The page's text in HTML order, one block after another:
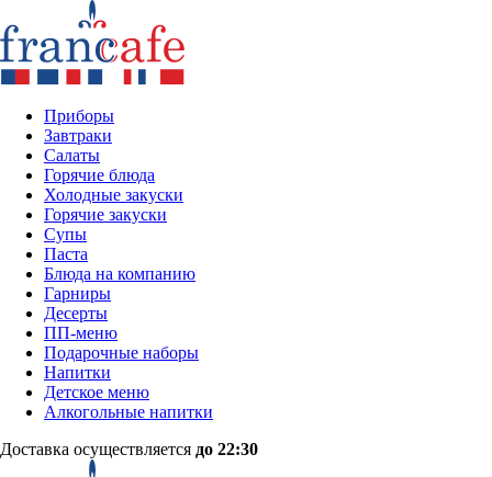
Приборы
Завтраки
Салаты
Горячие блюда
Холодные закуски
Горячие закуски
Супы
Паста
Блюда на компанию
Гарниры
Десерты
ПП-меню
Подарочные наборы
Напитки
Детское меню
Алкогольные напитки
Доставка осуществляется до 22:30